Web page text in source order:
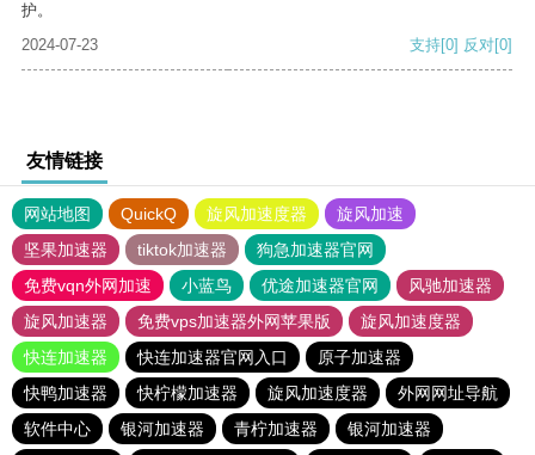
护。
2024-07-23
支持[0] 反对[0]
友情链接
网站地图 QuickQ 旋风加速度器
旋风加速
坚果加速器
tiktok加速器
狗急加速器官网
免费vqn外网加速
小蓝鸟 优途加速器官网
风驰加速器
旋风加速器
免费vps加速器外网苹果版
旋风加速度器
快连加速器
快连加速器官网入口
原子加速器
快鸭加速器
快柠檬加速器 旋风加速度器
外网网址导航
软件中心
银河加速器 青柠加速器 银河加速器